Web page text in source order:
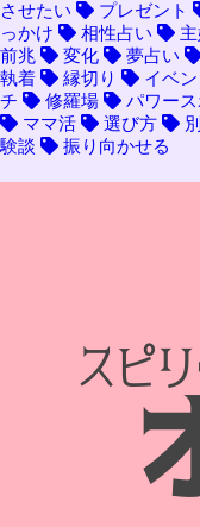
させたい
プレゼント
っかけ
相性占い
前兆
変化 夢占い
執着
縁切り イベン
チ
修羅場 パワース
ママ活
選び方
験談
振り向かせる